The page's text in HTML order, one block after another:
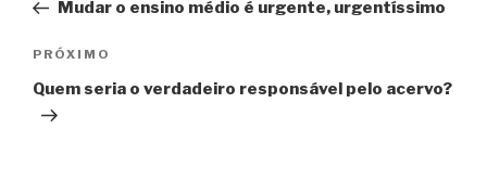
Post
Mudar o ensino médio é urgente, urgentíssimo
Próximo
PRÓXIMO
Quem seria o verdadeiro responsável pelo acervo?